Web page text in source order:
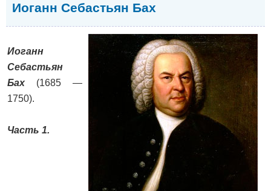
Иоганн Себастьян Бах
Иоганн
Себастьян
Бах (1685 —
1750).
Часть 1.